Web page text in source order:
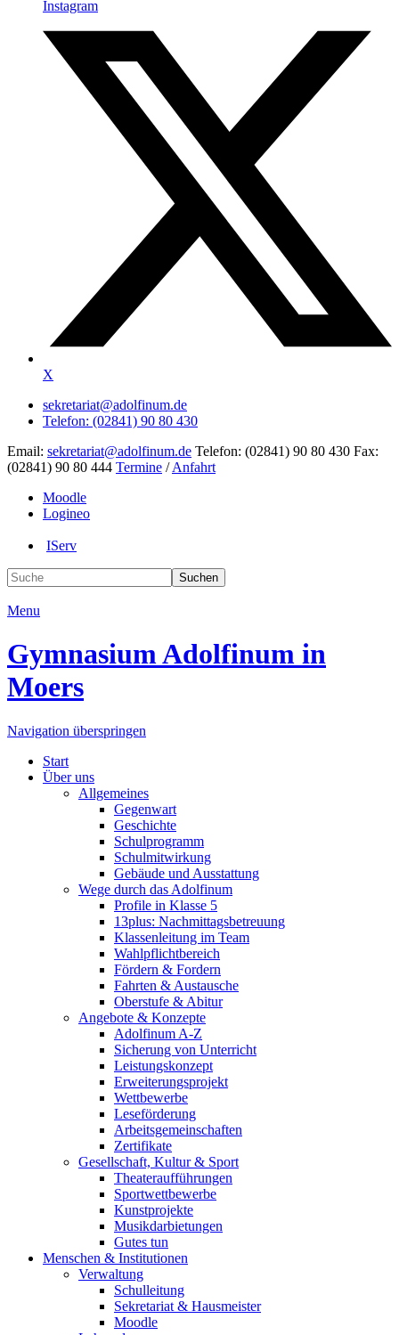
Instagram
X
sekretariat@adolfinum.de
Telefon: (02841) 90 80 430
Email: sekretariat@adolfinum.de Telefon: (02841) 90 80 430 Fax:
(02841) 90 80 444 Termine /Anfahrt
Moodle
Logineo
IServ
Suchen
Menu
GymnasiumAdolfinum in
Moers
Navigation überspringen
Start
Über uns
Allgemeines
Gegenwart
Geschichte
Schulprogramm
Schulmitwirkung
Gebäude und Ausstattung
Wege durch das Adolfinum
Profile in Klasse 5
13plus: Nachmittagsbetreuung
Klassenleitung im Team
Wahlpflichtbereich
Fördern & Fordern
Fahrten & Austausche
Oberstufe & Abitur
Angebote & Konzepte
Adolfinum A-Z
Sicherung von Unterricht
Leistungskonzept
Erweiterungsprojekt
Wettbewerbe
Leseförderung
Arbeitsgemeinschaften
Zertifikate
Gesellschaft, Kultur & Sport
Theateraufführungen
Sportwettbewerbe
Kunstprojekte
Musikdarbietungen
Gutes tun
Menschen & Institutionen
Verwaltung
Schulleitung
Sekretariat & Hausmeister
Moodle